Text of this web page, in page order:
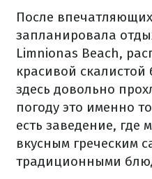
После
запланировала
Limnionas Beach,
красивой скалистой
здесь довольно
погоду это именно
есть заведение, где
вкусным греческим
традиционными